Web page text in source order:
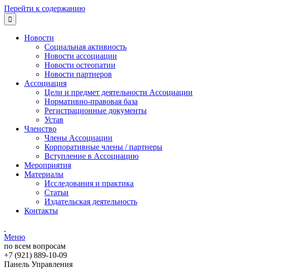
Перейти к содержанию

Новости
Социальная активность
Новости ассоциации
Новости остеопатии
Новости партнеров
Ассоциация
Цели и предмет деятельности Ассоциации
Нормативно-правовая база
Регистрационные документы
Устав
Членство
Члены Ассоциации
Корпоративные члены / партнеры
Вступление в Ассоциацию
Мероприятия
Материалы
Исследования и практика
Статьи
Издательская деятельность
Контакты
Меню
по всем вопросам
+7 (921) 889-10-09
Панель Управления